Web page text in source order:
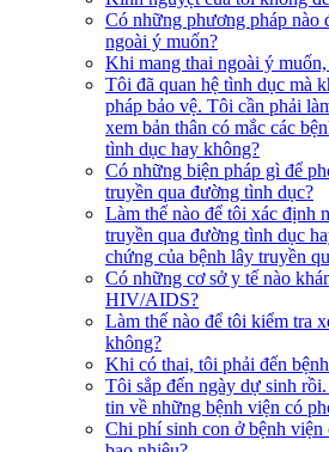
Có những phương pháp nào
ngoài ý muốn?
Khi mang thai ngoài ý
Tôi đã quan hệ tình dục mà
pháp bảo vệ. Tôi cần phải
xem bản thân có mắc các
tình dục hay không?
Có những biện pháp gì để
truyền qua đường tình dục?
Làm thế nào để tôi xác định
truyền qua đường tình dục
chứng của bệnh lây truyền
Có những cơ sở y tế nào
HIV/AIDS?
Làm thế nào để tôi kiểm tra
không?
Khi có thai, tôi phải đến
Tôi sắp đến ngày dự sinh
tin về những bệnh viện có
Chi phí sinh con ở bệnh viện